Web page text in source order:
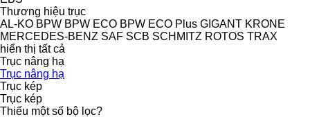
Thương hiệu trục
AL-KO BPW BPW ECO BPW ECO Plus GIGANT KRONE
MERCEDES-BENZ SAF SCB SCHMITZ ROTOS TRAX
hiển thị tất cả
Trục nâng hạ
Trục nâng hạ
Trục kép
Trục kép
Thiếu một số bộ lọc?